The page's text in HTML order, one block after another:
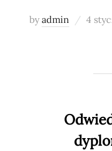
byadmin 4